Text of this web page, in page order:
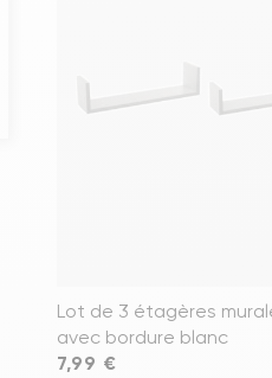
Lot de 3 étagères
avec bordure blanc
Prix
7,99 €